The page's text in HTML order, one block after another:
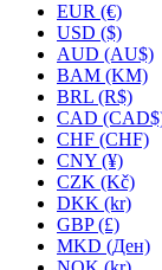
EUR (€)
USD ($)
AUD (AU$)
BAM (KM)
BRL (R$)
CAD
CHF (CHF)
CNY (¥)
CZK (Kč)
DKK (kr)
GBP (£)
MKD (Ден)